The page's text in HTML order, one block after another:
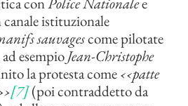
istituzionale
sauvagescome pilotate
esempioJean-Christophe
la protesta come‹‹patte
[7](poi contraddetto da